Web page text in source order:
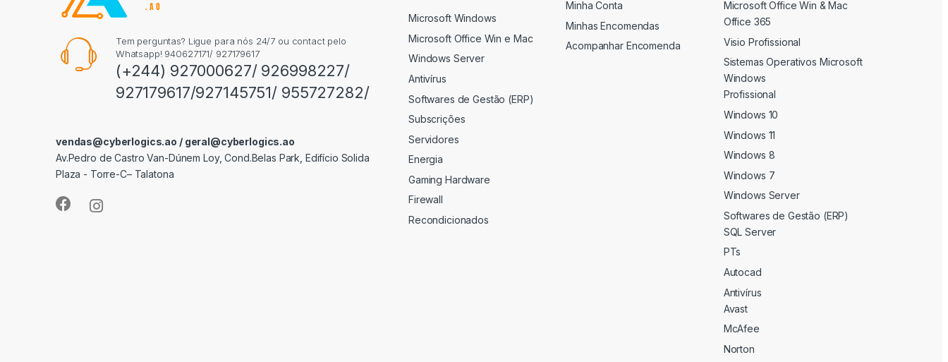
Tem perguntas? Ligue para nós 24/7 ou contact pelo
Whatsapp! 940627171/ 927179617
(+244) 927000627/ 926998227/
927179617/927145751/ 955727282/
vendas@cyberlogics.ao / geral@cyberlogics.ao
Av.Pedro de Castro Van-Dúnem Loy, Cond.Belas Park, Edifício Solida
Plaza - Torre-C– Talatona
Microsoft Windows
Microsoft Office Win e Mac
Windows Server
Antivírus
Softwares de Gestão (ERP)
Subscrições
Servidores
Energia
Gaming Hardware
Firewall
Recondicionados
Minha Conta
Minhas Encomendas
Acompanhar Encomenda
Microsoft Office Win & Mac
Office 365
Visio Profissional
Sistemas Operativos Microsoft
Windows
Profissional
Windows 10
Windows 11
Windows 8
Windows 7
Windows Server
Softwares de Gestão (ERP)
SQL Server
PTs
Autocad
Antivírus
Avast
McAfee
Norton